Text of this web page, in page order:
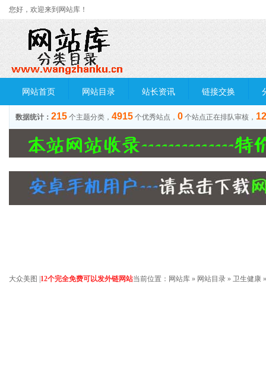
您好，欢迎来到网站库！
网站首页 网站目录 站长资讯 链接交换
数据统计： 215 个主题分类， 4915 个优秀站点， 0 个站点正在排队审核，
大众美图 12个完全免费可以发外链网站当前位置： 网站库 » 网站目录 » 卫生健康